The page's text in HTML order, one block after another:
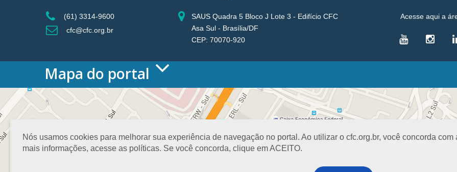
Nós usamos cookies para melhorar sua experiência de navegação no portal. Ao utilizar o cfc.org.br, você concorda com
mais informações, acesse as políticas. Se você concorda, clique em ACEITO.
(61) 3314-9600
cfc@cfc.org.br
SAUS Quadra 5 Bloco J Lote 3 - Edifício CFC
Asa Sul - Brasília/DF
CEP: 70070-920
Acesse aqui a
Mapa do portal
HOME
O CONSELHO
Conselho Diretor
Planejamento
Organograma
VICE-PRESIDÊNCIAS
Administrativa
Controle Interno
Governança e Gestão Estratégica
Fiscalização, Ética e Disciplina